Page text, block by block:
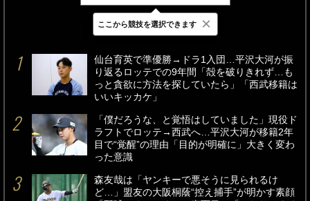
最新 24時間 週間
仙台育英で準優勝→ドラ1入団…平沢大河が振
り返るロッテでの9年間「殻を破りきれず…も
っと貪欲に方法を探していたら」「西武移籍は
いいキッカケ」
「僕だろうな、と覚悟はしていました」現役ド
ラフトでロッテ→西武へ…平沢大河が移籍2年
目で“覚醒”の理由「目的が明確に」大きく変わ
った意識
森友哉は「ヤンキーで悪そうに見られるけ
ど…」盟友の大阪桐蔭“控え捕手”が明かす素顔
ここから競技を選択できます ×